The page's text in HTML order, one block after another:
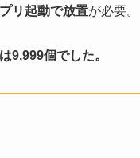
リ起動で放置が必要。
9,999個でした。